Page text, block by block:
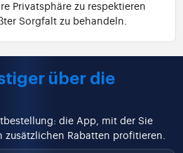
Privatsphäre zu respektieren
Sorgfalt zu behandeln.
über die
die App, mit der Sie
Rabatten profitieren.